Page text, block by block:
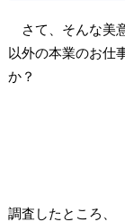
さて、そんな美
以外の本業のお仕
か？
調査したところ、